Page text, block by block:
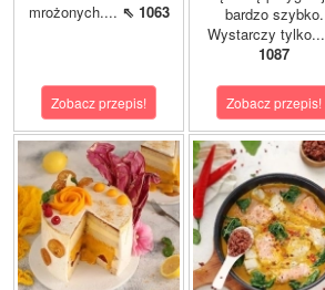
mrożonych.... ⇖ 1063
Zobacz przepis!
bardzo szybko.
Wystarczy tylko...
1087
Zobacz przepis!